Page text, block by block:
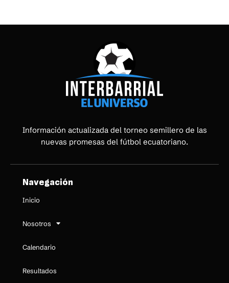
Información actualizada del torneo semillero de las
nuevas promesas del fútbol ecuatoriano.
Navegación
Inicio
Nosotros
Calendario
Resultados